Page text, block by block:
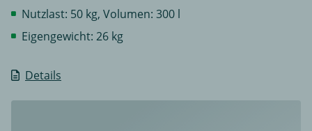
Details
Nutzlast: 50 kg, Volumen: 300 l
Eigengewicht: 26 kg